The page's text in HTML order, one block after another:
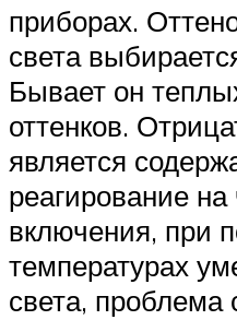
приборах.
света
Бывает он
оттенков.
является
реагирование на
включения, при
температурах
света, проблема